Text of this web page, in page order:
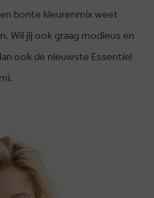
bonte kleurenmix weet
Wil jij ook graag modieus en
ook de nieuwste Essentiel